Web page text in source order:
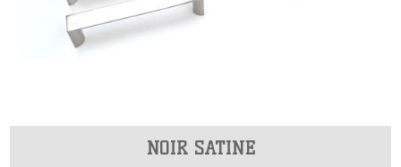
NOIR SATINÉ